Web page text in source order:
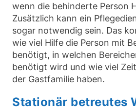
wenn die behinderte Person
Zusätzlich kann ein
sogar notwendig sein. Das
wie viel Hilfe die Person mit
benötigt, in welchen
benötigt wird und wie viel
der Gastfamilie haben.
Stationär betreutes